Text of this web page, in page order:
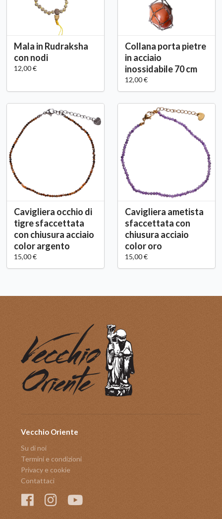
Mala in Rudraksha
con nodi
12,00 €
Collana porta pietre
in acciaio
inossidabile 70 cm
12,00 €
Cavigliera occhio di
tigre sfaccettata
con chiusura acciaio
color argento
15,00 €
Cavigliera ametista
sfaccettata con
chiusura acciaio
color oro
15,00 €
Vecchio Oriente
Su di noi
Termini e condizioni
Privacy e cookie
Contattaci